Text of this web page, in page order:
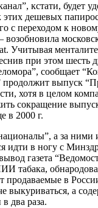
кстати, будет
дешевых
с переходом к
Учитывая
при этом шесть
сообщает
выпуск
хотя в целом
сокращение
в 2000 г.
а за ними
идти в ногу с
газета
табака,
продаваемые в
выкуриваться, а
два раза.